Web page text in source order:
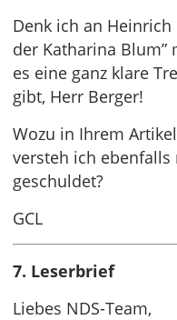
Denk ich an Heinrich
der Katharina Blum”
es eine ganz klare
gibt, Herr Berger!
Wozu in Ihrem
versteh ich
geschuldet?
GCL
7. Leserbrief
Liebes NDS-Team,